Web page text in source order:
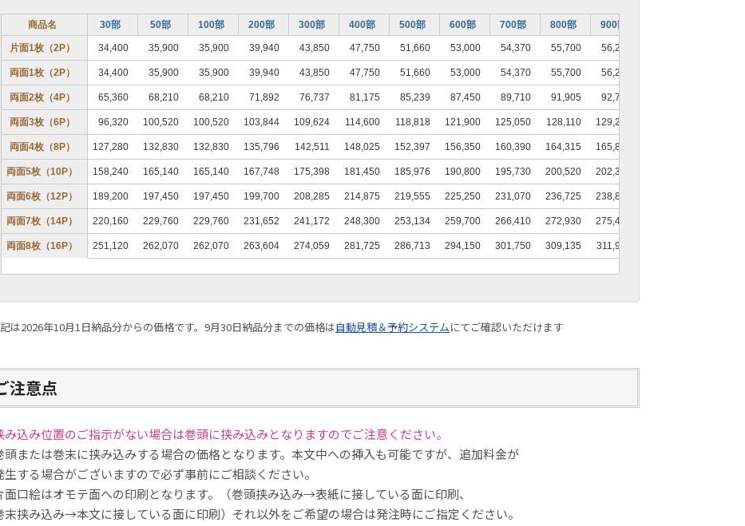
商品名 30部 50部 100部 200部 300部 400部 500部 600部 700部 800部 900部
片面1枚（2P）
両面1枚（2P）
両面2枚（4P）
両面3枚（6P）
両面4枚（8P）
両面5枚（10P）
両面6枚（12P）
両面7枚（14P）
両面8枚（16P）
34,400
34,400
65,360
96,320
127,280
158,240
189,200
220,160
251,120
35,900
35,900
68,210
100,520
132,830
165,140
197,450
229,760
262,070
35,900
35,900
68,210
100,520
132,830
165,140
197,450
229,760
262,070
39,940
39,940
71,892
103,844
135,796
167,748
199,700
231,652
263,604
43,850
43,850
76,737
109,624
142,511
175,398
208,285
241,172
274,059
47,750
47,750
81,175
114,600
148,025
181,450
214,875
248,300
281,725
51,660
51,660
85,239
118,818
152,397
185,976
219,555
253,134
286,713
53,000
53,000
87,450
121,900
156,350
190,800
225,250
259,700
294,150
54,370
54,370
89,710
125,050
160,390
195,730
231,070
266,410
301,750
55,700
55,700
91,905
128,110
164,315
200,520
236,725
272,930
309,135
56,210
56,210
92,746
129,282
165,818
202,354
238,890
275,426
311,962
は2026年10月1日納品分からの価格です。9月30日納品分までの価格は自動見積＆予約システムにてご確認いただけます
注意点
み込み位置のご指示がない場合は巻頭に挟み込みとなりますのでご注意ください。
頭または巻末に挟み込みする場合の価格となります。本文中への挿入も可能ですが、追加料金が
する場合がございますので必ず事前にご相談ください。
面口絵はオモテ面への印刷となります。（巻頭挟み込み→表紙に接している面に印刷、
挟み込み→本文に接している面に印刷）それ以外をご希望の場合は発注時にご指定ください。